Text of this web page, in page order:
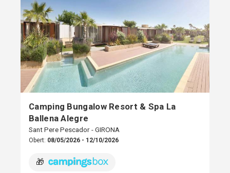
Camping Bungalow Resort & Spa La
Ballena Alegre
Sant Pere Pescador - GIRONA
Obert: 08/05/2026 - 12/10/2026
🎁